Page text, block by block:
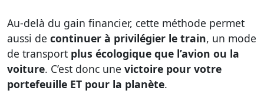
Au-delà du gain financier, cette méthode permet
aussi de continuer à privilégier le train, un mode
de transport plus écologique que l’avion ou la
voiture. C’est donc une victoire pour votre
portefeuille ET pour la planète.